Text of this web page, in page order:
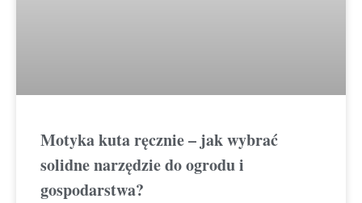
Motyka kuta ręcznie – jak wybrać
solidne narzędzie do ogrodu i
gospodarstwa?